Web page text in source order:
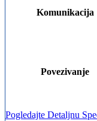
Komunikacija
Povezivanje
Pogledajte Detaljnu